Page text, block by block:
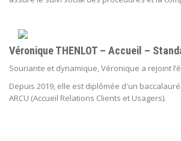
Véronique THENLOT – Accueil –
Souriante et dynamique, Véronique a rejoint
Depuis 2019, elle est diplômée d'un
ARCU (Accueil Relations Clients et Usagers).